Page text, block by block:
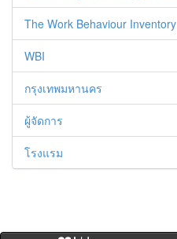
The Work Behaviour Inventory
WBI
กรุงเทพมหานคร
ผู้จัดการ
โรงแรม